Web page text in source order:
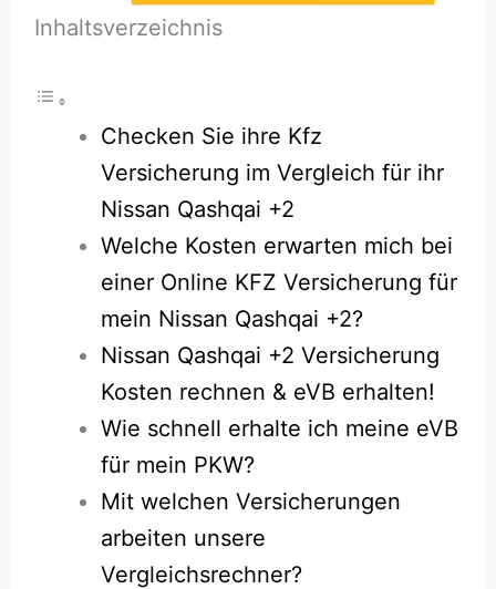
Inhaltsverzeichnis
Checken Sie ihre Kfz
Versicherung im Vergleich für ihr
Nissan Qashqai +2
Welche Kosten erwarten mich bei
einer Online KFZ Versicherung für
mein Nissan Qashqai +2?
Nissan Qashqai +2 Versicherung
Kosten rechnen & eVB erhalten!
Wie schnell erhalte ich meine eVB
für mein PKW?
Mit welchen Versicherungen
arbeiten unsere
Vergleichsrechner?